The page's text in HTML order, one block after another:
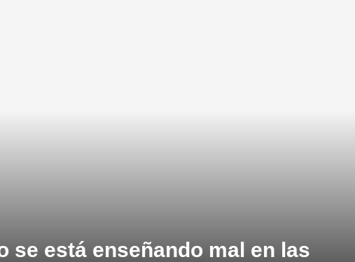
se está enseñando mal en las